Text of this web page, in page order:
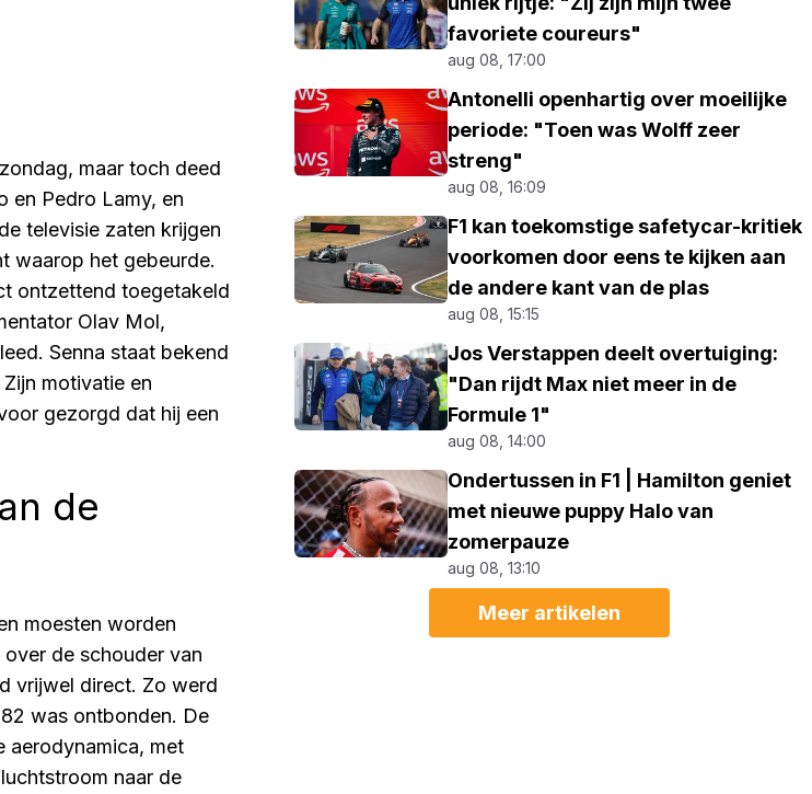
maar toch deed
en Pedro Lamy, en
televisie zaten krijgen
waarop het gebeurde.
ontzettend toegetakeld
Olav Mol,
Senna staat bekend
motivatie en
gezorgd dat hij een
de
moesten worden
de schouder van
vrijwel direct. Zo werd
was ontbonden. De
aerodynamica, met
naar de
favoriete coureurs"
aug 08, 17:00
Antonelli openhartig over moeilijke
periode: "Toen was Wolff zeer
streng"
aug 08, 16:09
F1 kan toekomstige safetycar-kritiek
voorkomen door eens te kijken aan
de andere kant van de plas
aug 08, 15:15
Jos Verstappen deelt overtuiging:
"Dan rijdt Max niet meer in de
Formule 1"
aug 08, 14:00
Ondertussen in F1 | Hamilton geniet
met nieuwe puppy Halo van
zomerpauze
aug 08, 13:10
Meer artikelen